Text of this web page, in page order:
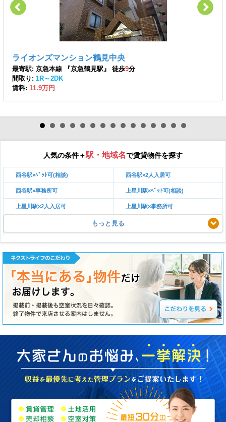
ライオンズマンション鶴見中央
最寄駅: 京急本線 『京急鶴見駅』 徒歩9分
間取り: 1R～2DK
賃料: 11.9万円
人気の条件＋駅・地域名で賃貸物件を探す
西谷駅×ﾍﾟｯﾄ可(相談) 西谷駅×2人入居可
西谷駅×事務所可 上星川駅×ﾍﾟｯﾄ可(相談)
上星川駅×2人入居可 上星川駅×事務所可
もっと見る